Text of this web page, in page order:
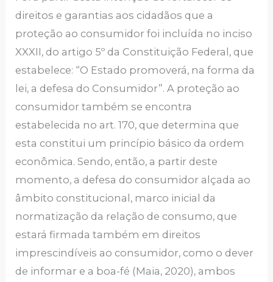
direitos e garantias aos cidadãos que a
proteção ao consumidor foi incluída no inciso
XXXII, do artigo 5º da Constituição Federal, que
estabelece: “O Estado promoverá, na forma da
lei, a defesa do Consumidor”. A proteção ao
consumidor também se encontra
estabelecida no art. 170, que determina que
esta constitui um princípio básico da ordem
econômica. Sendo, então, a partir deste
momento, a defesa do consumidor alçada ao
âmbito constitucional, marco inicial da
normatização da relação de consumo, que
estará firmada também em direitos
imprescindíveis ao consumidor, como o dever
de informar e a boa-fé (Maia, 2020), ambos